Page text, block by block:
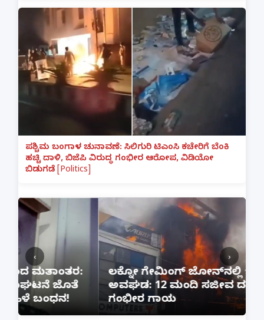
ಪಶ್ಚಿಮ ಬಂಗಾಳ ಚುನಾವಣೆ: ಸಿಲಿಗುರಿ ಟಿಎಂಸಿ ಕಚೇರಿಗೆ ಬೆಂಕಿ
ಹಚ್ಚಿ ದಾಳಿ, ಬಿಜೆಪಿ ವಿರುದ್ಧ ಗಂಭೀರ ಆರೋಪ, ವಿಡಿಯೋ
ಬಿಡುಗಡೆ [Politics]
ಲಕ್ನೋ ಗೇಮಿಂಗ್ ಜೋನ್‌ನಲ್ಲಿ ಭೀಕರ ಅಗ್ನಿ
ಅವಘಡ: 12 ಮಂದಿ ಸಜೀವ ದಹನ, ಹಲವರಿಗೆ
ಗಂಭೀರ ಗಾಯ
‹ ›